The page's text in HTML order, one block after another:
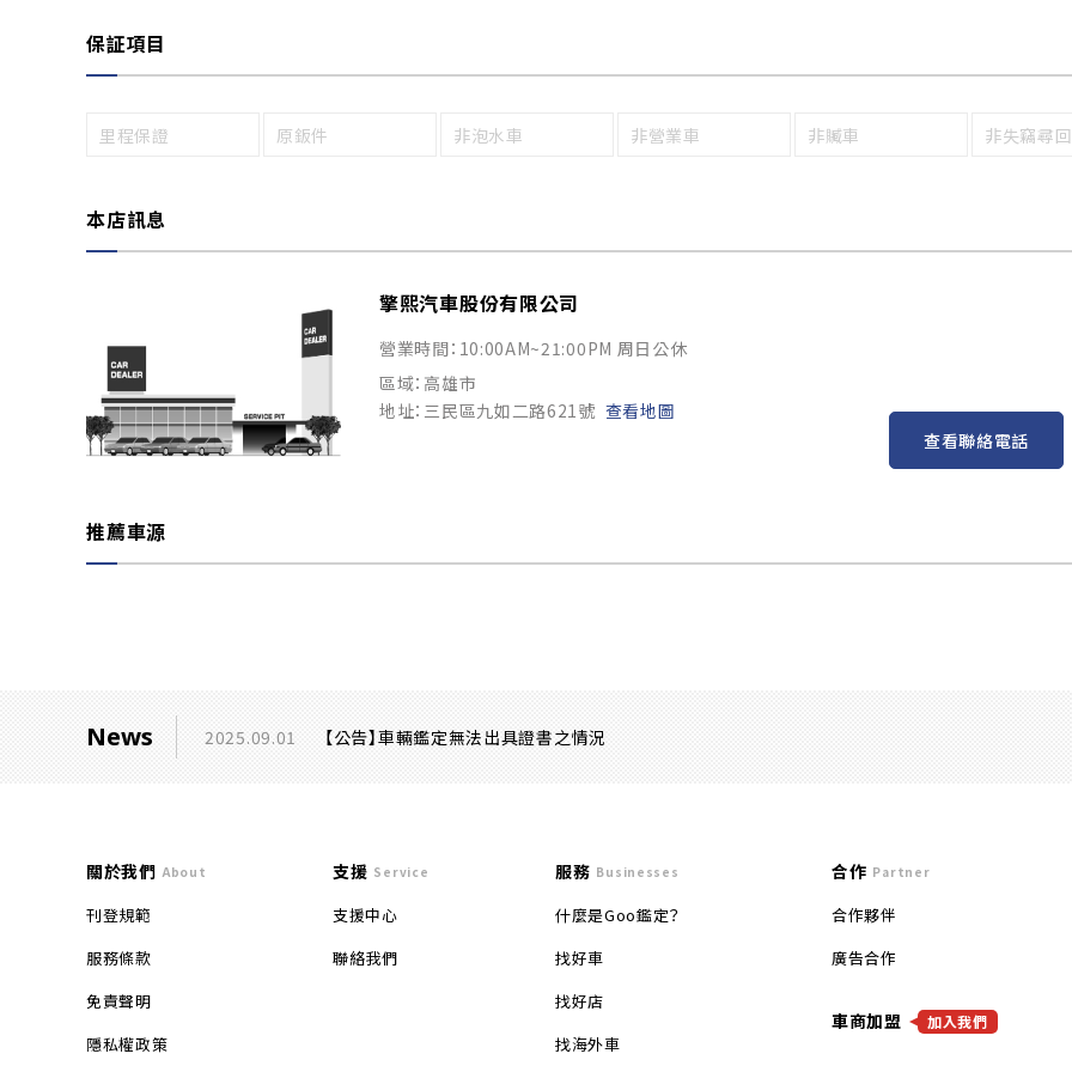
保証項目
里程保證 原鈑件 非泡水車 非營業車 非贓車 非失竊尋
本店訊息
擎熙汽車股份有限公司
營業時間：10:00AM~21:00PM 周日公休
區域：高雄市
地址：三民區九如二路621號 查看地圖
查看聯絡電話
推薦車源
News 2025.09.01 【公告】車輛鑑定無法出具證書之情況
關於我們 About
刊登規範
服務條款
免責聲明
隱私權政策
支援 Service
支援中心
聯絡我們
服務 Businesses
什麼是Goo鑑定？
找好車
找好店
找海外車
合作 Partner
合作夥伴
廣告合作
車商加盟 加入我們